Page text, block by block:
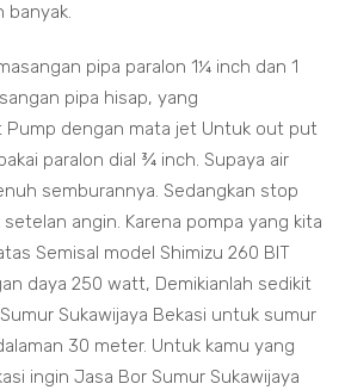
banyak.
pipa paralon 1¼ inch dan 1
pipa hisap, yang
dengan mata jet Untuk out put
paralon dial ¾ inch. Supaya air
semburannya. Sedangkan stop
angin. Karena pompa yang kita
Semisal model Shimizu 260 BIT
daya 250 watt, Demikianlah sedikit
Sukawijaya Bekasi untuk sumur
30 meter. Untuk kamu yang
ingin Jasa Bor Sumur Sukawijaya